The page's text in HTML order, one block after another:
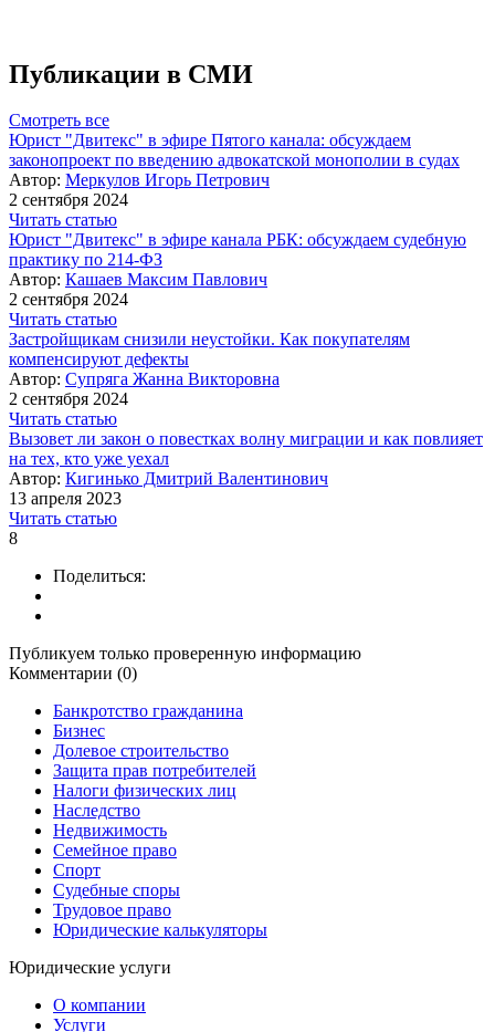
Публикации в СМИ
Смотреть все
Юрист "Двитекс" в эфире Пятого канала: обсуждаем
законопроект по введению адвокатской монополии в судах
Автор: Меркулов Игорь Петрович
2 сентября 2024
Читать статью
Юрист "Двитекс" в эфире канала РБК: обсуждаем судебную
практику по 214-ФЗ
Автор: Кашаев Максим Павлович
2 сентября 2024
Читать статью
Застройщикам снизили неустойки. Как покупателям
компенсируют дефекты
Автор: Супряга Жанна Викторовна
2 сентября 2024
Читать статью
Вызовет ли закон о повестках волну миграции и как повлияет
на тех, кто уже уехал
Автор: Кигинько Дмитрий Валентинович
13 апреля 2023
Читать статью
8
Поделиться:
Публикуем только проверенную информацию
Комментарии (0)
Банкротство гражданина
Бизнес
Долевое строительство
Защита прав потребителей
Налоги физических лиц
Наследство
Недвижимость
Семейное право
Спорт
Судебные споры
Трудовое право
Юридические калькуляторы
Юридические услуги
О компании
Услуги